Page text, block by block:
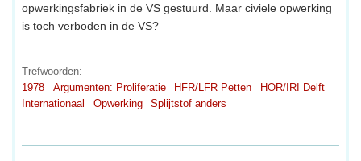
opwerkingsfabriek in de VS gestuurd. Maar civiele opwerking
is toch verboden in de VS?
Trefwoorden:
1978
Argumenten: Proliferatie HFR/LFR Petten
HOR/IRI Delft
Internationaal
Opwerking Splijtstof anders